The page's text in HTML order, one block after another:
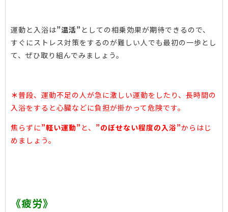
運動と入浴は”温活”としての相乗効果が期待できるので、
すぐにストレス対策をするのが難しい人でも最初の一歩とし
て、ぜひ取り組んでみましょう。
＊普段、運動不足の人が急に激しい運動をしたり、長時間の
入浴をすると心臓などに負担が掛かって危険です。
焦らずに”軽い運動”と、 ”のぼせない程度の入浴”からはじ
めましょう。
《疲労》